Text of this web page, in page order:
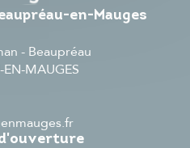
en-Mauges
- Beaupréau
MAUGES